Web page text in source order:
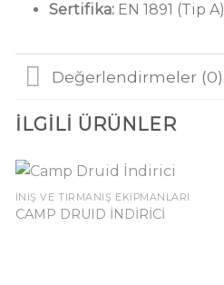
Sertifika:EN 1891 (Tip A)
Değerlendirmeler (0)
İLGILI ÜRÜNLER
İNIŞ VE TIRMANIŞ EKIPMANLARI
CAMP DRUID İNDİRİCİ